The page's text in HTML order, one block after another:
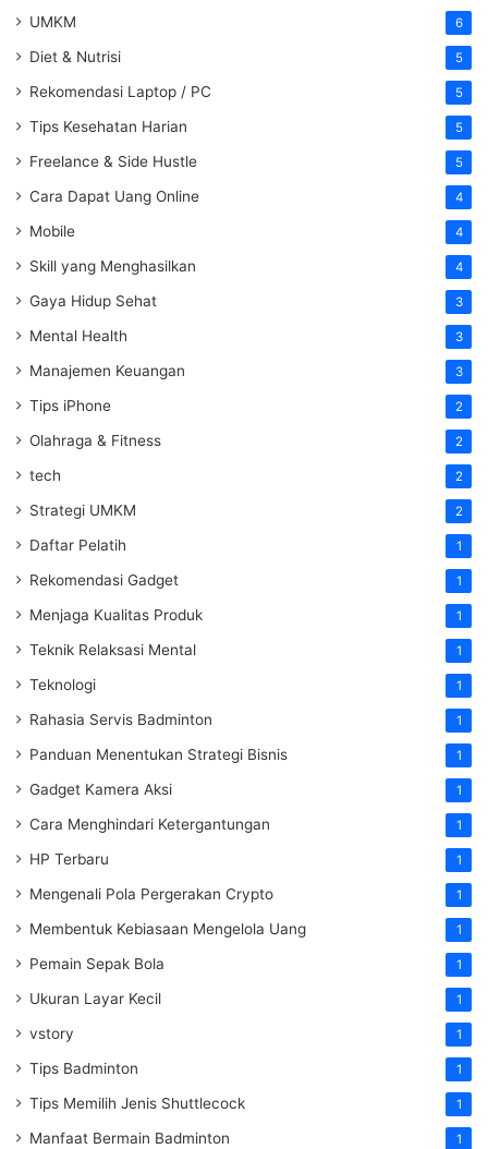
UMKM 6
Diet & Nutrisi 5
Rekomendasi Laptop / PC 5
Tips Kesehatan Harian 5
Freelance & Side Hustle 5
Cara Dapat Uang Online 4
Mobile 4
Skill yang Menghasilkan 4
Gaya Hidup Sehat 3
Mental Health 3
Manajemen Keuangan 3
Tips iPhone 2
Olahraga & Fitness 2
tech 2
Strategi UMKM 2
Daftar Pelatih 1
Rekomendasi Gadget 1
Menjaga Kualitas Produk 1
Teknik Relaksasi Mental 1
Teknologi 1
Rahasia Servis Badminton 1
Panduan Menentukan Strategi Bisnis 1
Gadget Kamera Aksi 1
Cara Menghindari Ketergantungan 1
HP Terbaru 1
Mengenali Pola Pergerakan Crypto 1
Membentuk Kebiasaan Mengelola Uang 1
Pemain Sepak Bola 1
Ukuran Layar Kecil 1
vstory 1
Tips Badminton 1
Tips Memilih Jenis Shuttlecock 1
Manfaat Bermain Badminton 1